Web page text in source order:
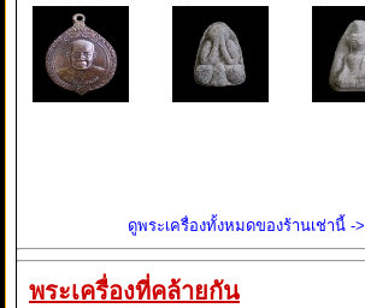
ดูพระเครื่องทั้งหมดของร้านเช่านี้ ->
พระเครื่องที่คล้ายกัน